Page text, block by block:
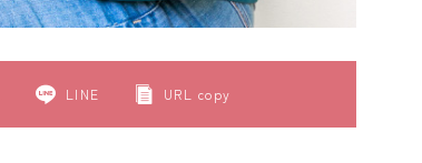
LINE URL copy